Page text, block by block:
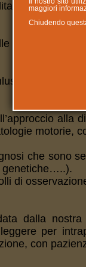
13.00
- Via
alla
motorie,
che sono
genetiche…..).
di
dalla
per
con
maggiori
Chiudendo